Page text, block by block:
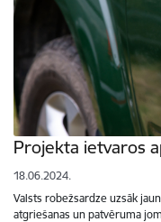
Projekta ietvaros
18.06.2024.
Valsts robežsardze uzsāk
atgriešanas un patvēruma